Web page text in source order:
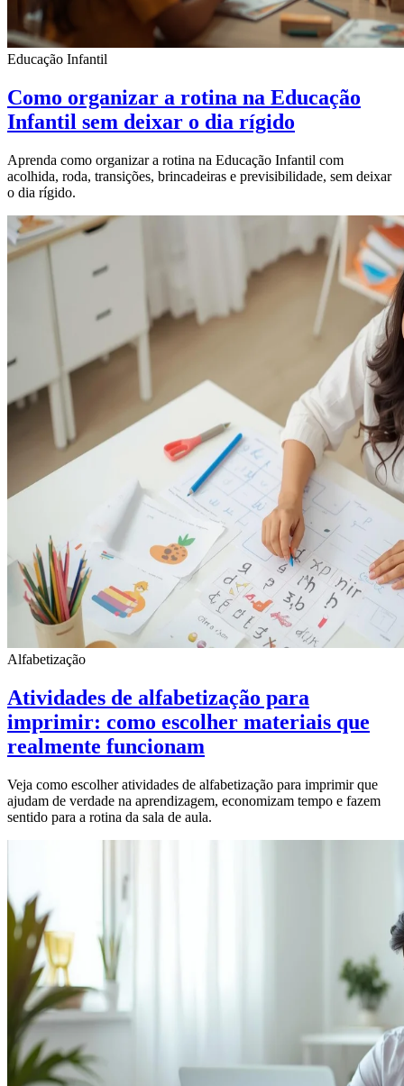
Educação Infantil
Como organizar a rotina na Educação
Infantil sem deixar o dia rígido
Aprenda como organizar a rotina na Educação Infantil com
acolhida, roda, transições, brincadeiras e previsibilidade, sem deixar
o dia rígido.
Alfabetização
Atividades de alfabetização para
imprimir: como escolher materiais que
realmente funcionam
Veja como escolher atividades de alfabetização para imprimir que
ajudam de verdade na aprendizagem, economizam tempo e fazem
sentido para a rotina da sala de aula.